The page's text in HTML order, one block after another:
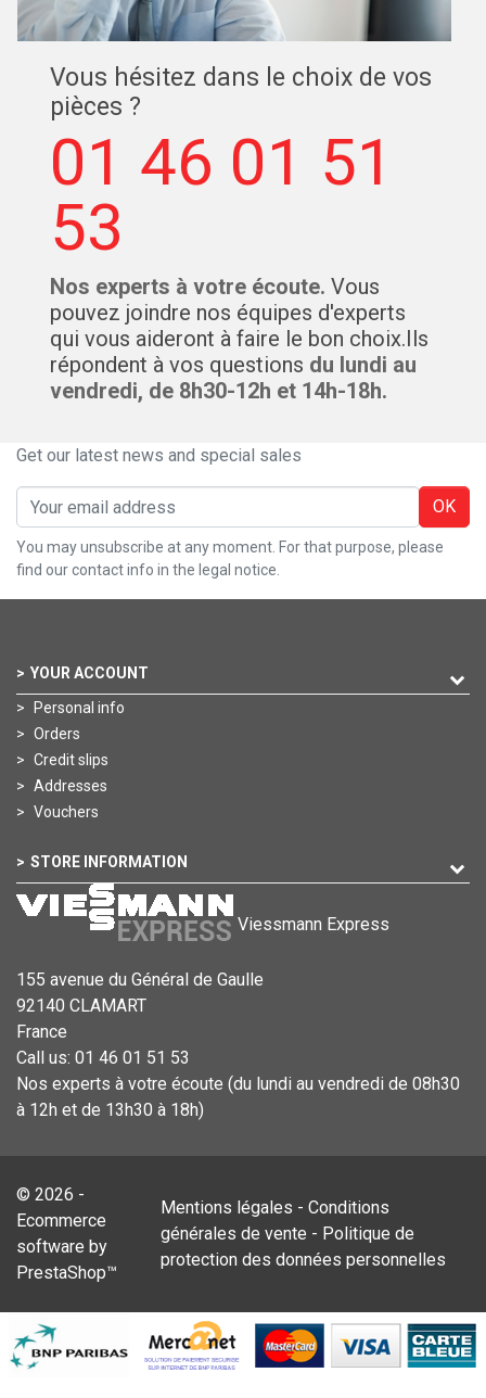
Vous hésitez dans le choix de vos
pièces ?
01 46 01 51
53
Nos experts à votre écoute. Vous
pouvez joindre nos équipes d'experts
qui vous aideront à faire le bon choix.Ils
répondent à vos questions du lundi au
vendredi, de 8h30-12h et 14h-18h.
Get our latest news and special sales
OK
You may unsubscribe at any moment. For that purpose, please
find our contact info in the legal notice.
YOUR ACCOUNT
Personal info
Orders
Credit slips
Addresses
Vouchers
STORE INFORMATION
Viessmann Express
155 avenue du Général de Gaulle
92140 CLAMART
France
Call us: 01 46 01 51 53
Nos experts à votre écoute (du lundi au vendredi de 08h30
à 12h et de 13h30 à 18h)
© 2026 -
Ecommerce
software by
PrestaShop™
Mentions légales -Conditions
générales de vente - Politique de
protection des données personnelles